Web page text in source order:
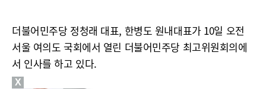
더불어민주당 정청래 대표, 한병도 원내대표가 10일 오전
서울 여의도 국회에서 열린 더불어민주당 최고위원회의에
서 인사를 하고 있다.
X